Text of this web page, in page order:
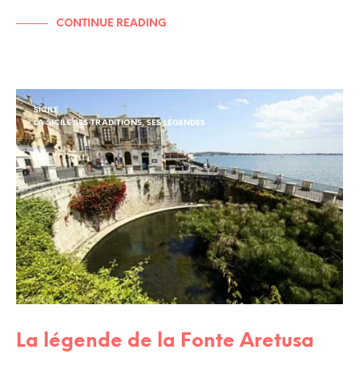
CONTINUE READING
SICILE
LA SICILE SES TRADITIONS, SES LÉGENDES
La légende de la Fonte Aretusa